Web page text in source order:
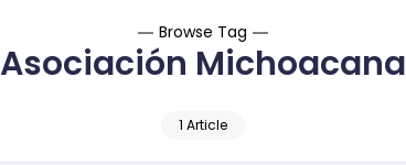
Browse Tag
Asociación Michoacana
1 Article